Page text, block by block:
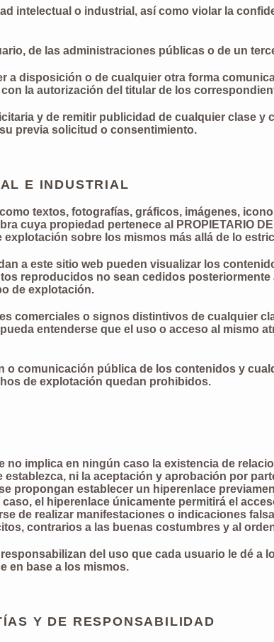
intelectual o industrial, así como violar la
de las administraciones públicas o de un
a disposición o de cualquier otra forma
la autorización del titular de los
y de remitir publicidad de cualquier clase y
previa solicitud o consentimiento.
E INDUSTRIAL
textos, fotografías, gráficos, imágenes,
cuya propiedad pertenece al PROPIETARIO
sobre los mismos más allá de lo
a este sitio web pueden visualizar los
reproducidos no sean cedidos
de explotación.
comerciales o signos distintivos de cualquier
pueda entenderse que el uso o acceso al mismo
o comunicación pública de los contenidos y
de explotación quedan prohibidos.
implica en ningún caso la existencia de
ni la aceptación y aprobación por
propongan establecer un hiperenlace
caso, el hiperenlace únicamente permitirá el
de realizar manifestaciones o indicaciones
contrarios a las buenas costumbres y al
responsabilizan del uso que cada usuario le dé
en base a los mismos.
Y DE RESPONSABILIDAD